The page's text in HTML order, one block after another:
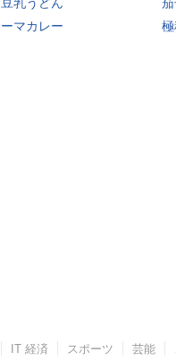
マカレー
IT 経済 スポーツ 芸能